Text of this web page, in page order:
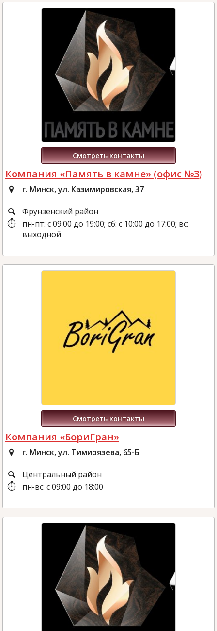
Смотреть контакты
Компания «Память в камне» (офис №3)
г. Минск, ул. Казимировская, 37
Фрунзенский район
пн-пт: с 09:00 до 19:00; сб: с 10:00 до 17:00; вс:
выходной
Смотреть контакты
Компания «БориГран»
г. Минск, ул. Тимирязева, 65-Б
Центральный район
пн-вс: с 09:00 до 18:00